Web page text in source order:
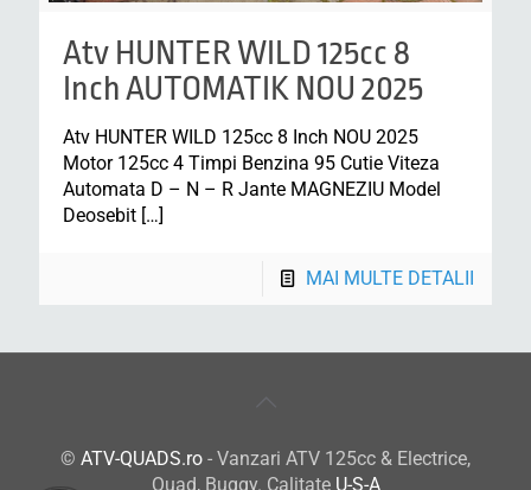
Atv HUNTER WILD 125cc 8
Inch AUTOMATIK NOU 2025
Atv HUNTER WILD 125cc 8 Inch NOU 2025
Motor 125cc 4 Timpi Benzina 95 Cutie Viteza
Automata D – N – R Jante MAGNEZIU Model
Deosebit […]
MAI MULTE DETALII
© ATV-QUADS.ro - Vanzari ATV 125cc & Electrice,
Quad, Buggy. Calitate U-S-A